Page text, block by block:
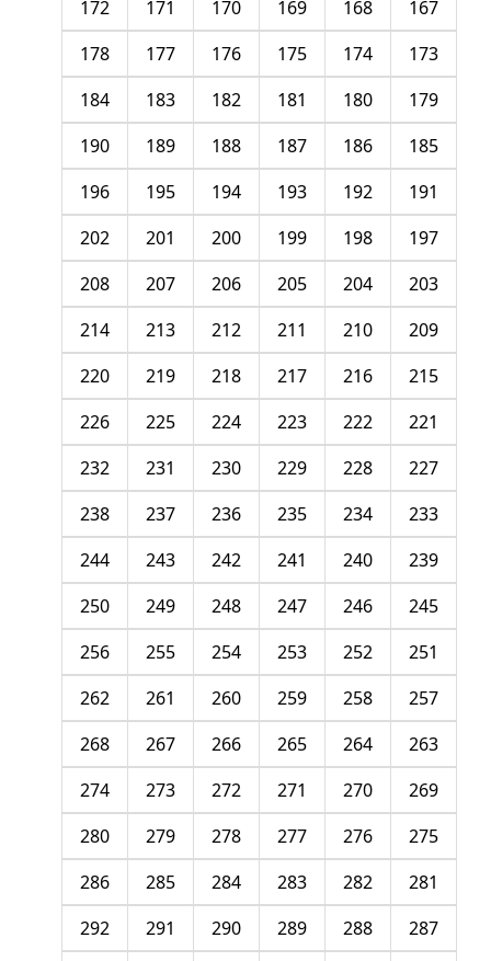
167
168
169
170
171
172
173
174
175
176
177
178
179
180
181
182
183
184
185
186
187
188
189
190
191
192
193
194
195
196
197
198
199
200
201
202
203
204
205
206
207
208
209
210
211
212
213
214
215
216
217
218
219
220
221
222
223
224
225
226
227
228
229
230
231
232
233
234
235
236
237
238
239
240
241
242
243
244
245
246
247
248
249
250
251
252
253
254
255
256
257
258
259
260
261
262
263
264
265
266
267
268
269
270
271
272
273
274
275
276
277
278
279
280
281
282
283
284
285
286
287
288
289
290
291
292